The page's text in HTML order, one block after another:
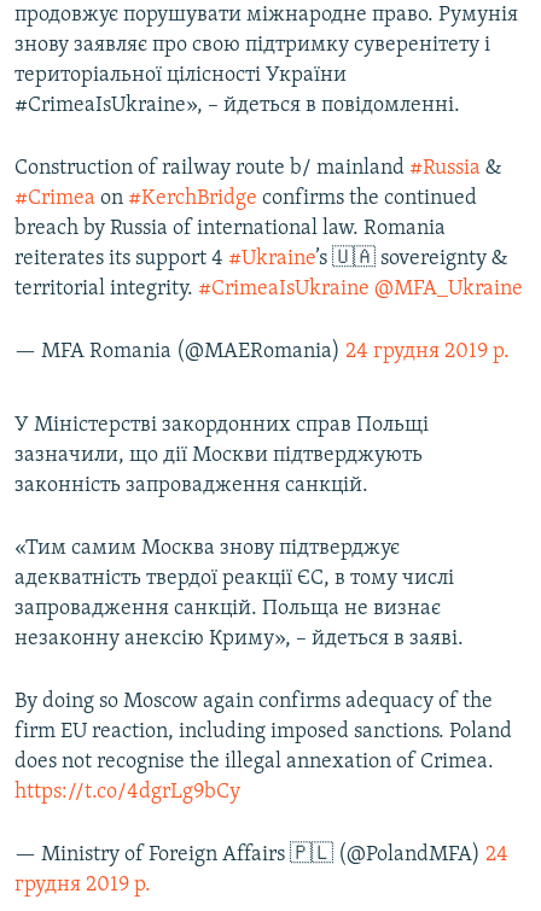
продовжує порушувати міжнародне право. Румунія
знову заявляє про свою підтримку суверенітету і
територіальної цілісності України
#CrimeaIsUkraine», – йдеться в повідомленні.
Construction of railway route b/ mainland #Russia &
#Crimea on #KerchBridge confirms the continued
breach by Russia of international law. Romania
reiterates its support 4 #Ukraine’s 🇺🇦 sovereignty &
territorial integrity. #CrimeaIsUkraine @MFA_Ukraine
— MFA Romania (@MAERomania) 24 грудня 2019 р.
У Міністерстві закордонних справ Польщі
зазначили, що дії Москви підтверджують
законність запровадження санкцій.
«Тим самим Москва знову підтверджує
адекватність твердої реакції ЄС, в тому числі
запровадження санкцій. Польща не визнає
незаконну анексію Криму», – йдеться в заяві.
By doing so Moscow again confirms adequacy of the
firm EU reaction, including imposed sanctions. Poland
does not recognise the illegal annexation of Crimea.
https://t.co/4dgrLg9bCy
— Ministry of Foreign Affairs 🇵🇱 (@PolandMFA) 24
грудня 2019 р.